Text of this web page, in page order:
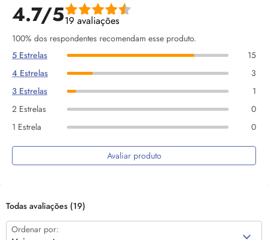
4.7/519 avaliações
100% dos respondentes recomendam esse produto.
5 Estrelas
15
4 Estrelas
3
3 Estrelas
1
2 Estrelas
0
1 Estrela
0
Avaliar produto
Todas avaliações (19)
Ordenar por: